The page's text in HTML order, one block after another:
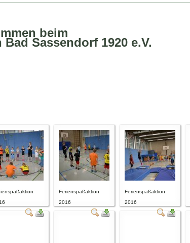
beim
Sassendorf 1920 e.V.
Ferienspaßaktion
2016
Ferienspaßaktion
2016